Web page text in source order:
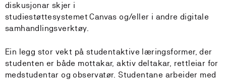
diskusjonar skjer i
studiestøttesystemet Canvas og/eller i andre digitale
samhandlingsverktøy.
Ein legg stor vekt på studentaktive læringsformer, der
studenten er både mottakar, aktiv deltakar, rettleiar for
medstudentar og observatør. Studentane arbeider med